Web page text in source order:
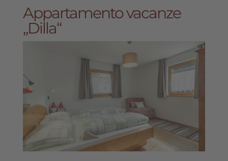
Appartamento vacanze
„Dilla“